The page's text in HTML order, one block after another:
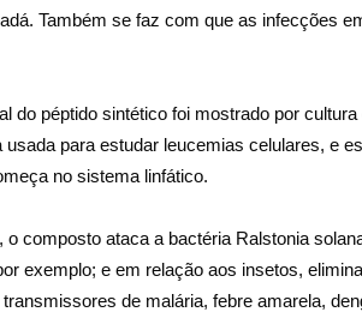
Também se faz com que as infecções
do péptido sintético foi mostrado por
para estudar leucemias celulares, e
no sistema linfático.
o composto ataca a bactéria Ralstonia
exemplo; e em relação aos insetos,
de malária, febre amarela,